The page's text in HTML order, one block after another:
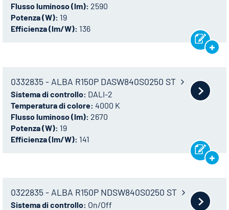
Flusso luminoso (lm): 2590
Potenza (W): 19
Efficienza (lm/W): 136
0332835 - ALBA R150P DASW840S0250 ST
Sistema di controllo: DALI-2
Temperatura di colore: 4000 K
Flusso luminoso (lm): 2670
Potenza (W): 19
Efficienza (lm/W): 141
0322835 - ALBA R150P NDSW840S0250 ST
Sistema di controllo: On/Off